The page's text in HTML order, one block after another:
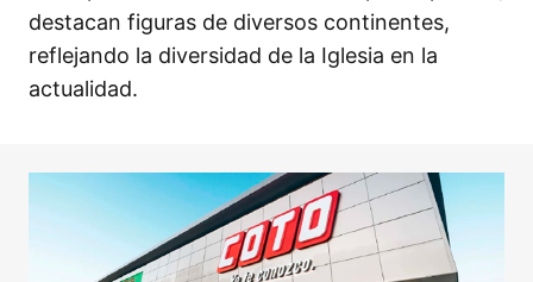
destacan figuras de diversos continentes,
reflejando la diversidad de la Iglesia en la
actualidad.